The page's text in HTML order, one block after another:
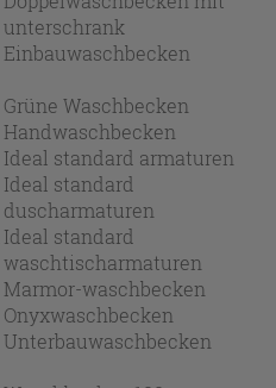
unterschrank
Einbauwaschbecken
Grüne Waschbecken
Handwaschbecken
Ideal standard armaturen
Ideal standard
duscharmaturen
Ideal standard
waschtischarmaturen
Marmor-waschbecken
Onyxwaschbecken
Unterbauwaschbecken